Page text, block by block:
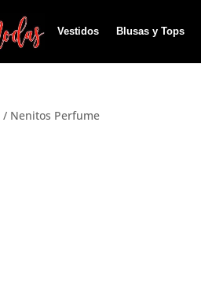
Vestidos Blusas y Tops
/ Nenitos Perfume